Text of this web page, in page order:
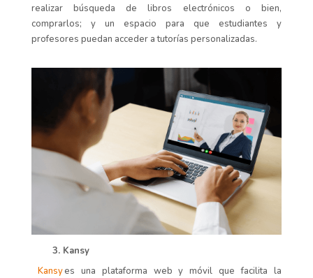
realizar búsqueda de libros electrónicos o bien,
comprarlos; y un espacio para que estudiantes y
profesores puedan acceder a tutorías personalizadas.
3. Kansy
Kansyes una plataforma web y móvil que facilita la